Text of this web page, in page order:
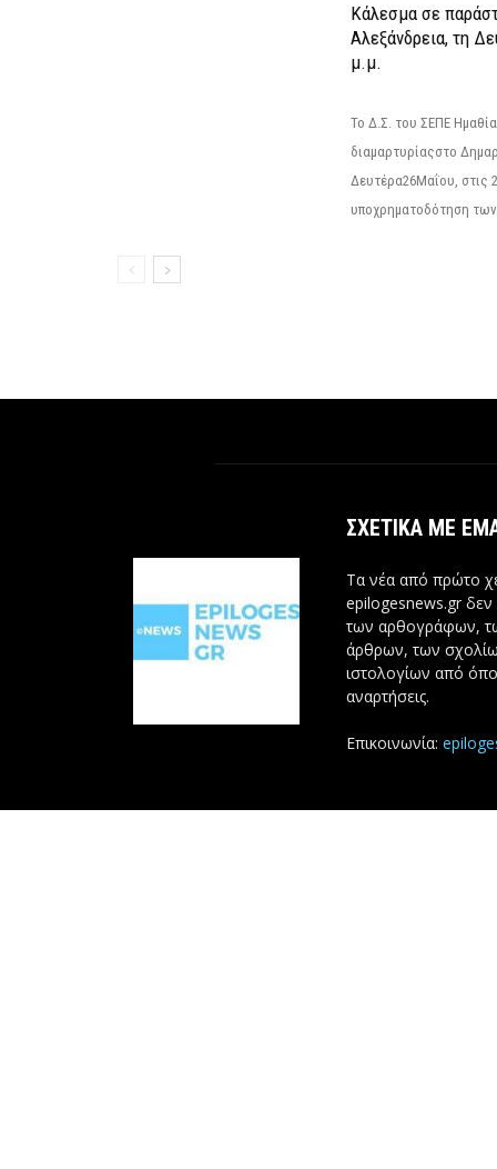
Κάλεσμα σε
Αλεξάνδρεια, τη
μ.μ.
Το Δ.Σ. του ΣΕΠΕ
διαμαρτυρίαςστο
Δευτέρα26Μαΐου, στις
υποχρηματοδότηση
ΣΧΕΤΙΚΆ ΜΕ
Τα νέα από πρώτο
epilogesnews.gr δεν
των αρθογράφων,
άρθρων, των
ιστολογίων από
αναρτήσεις.
Επικοινωνία: